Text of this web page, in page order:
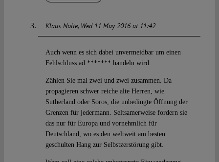
Klaus Nolte Wed 11 May 2016 at 11:42
Auch wenn es sich dabei unvermeidbar um einen
Fehlschluss ad ******* handeln wird:
Zählen Sie mal zwei und zwei zusammen. Da
propagieren schwer reiche alte Herren, wie
Sutherland oder Soros, die unbedingte Öffnung der
Grenzen für jedermann. Seltsamerweise fordern sie
das nur für Europa und vornehmlich für
Deutschland, wo es den weltweit am besten
geschulten Hang zur Selbstzerstörung gibt.